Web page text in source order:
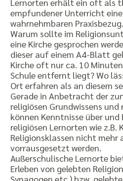
Lernorten erhält ein oft als
empfundener Unterricht
wahrnehmbaren Praxisbezug.
Warum sollte im
eine Kirche gesprochen
dieser auf einem A4-Blatt
Kirche oft nur ca. 10
Schule entfernt liegt? Wo
Ort erfahren als an diesem
Gerade in Anbetracht der
religiösen Grundwissens
können Kenntnisse über
religiösen Lernorten wie z.B.
Religionsklassen nicht
vorrausgesetzt werden.
Außerschulische Lernorte
Erleben von gelebten